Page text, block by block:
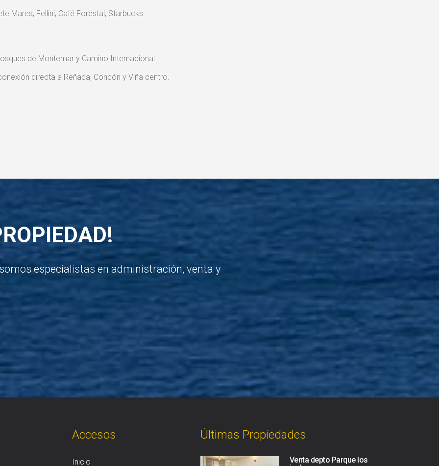
Mares, Fellini, Café Forestal, Starbucks.
de Montemar y Camino Internacional.
directa a Reñaca, Concón y Viña centro.
especialistas en administración, venta y
Accesos
Inicio
Últimas Propiedades
Venta depto Parque los